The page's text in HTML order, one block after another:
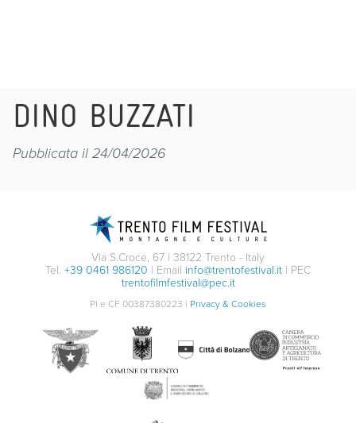
DINO BUZZATI
Pubblicata il 24/04/2026
Via S.Croce, 67 | 38122 Trento - Italy
Tel. +39 0461 986120 | Email info@trentofestival.it | PEC
trentofilmfestival@pec.it
PI e CF 00387380223 | Privacy & Cookies